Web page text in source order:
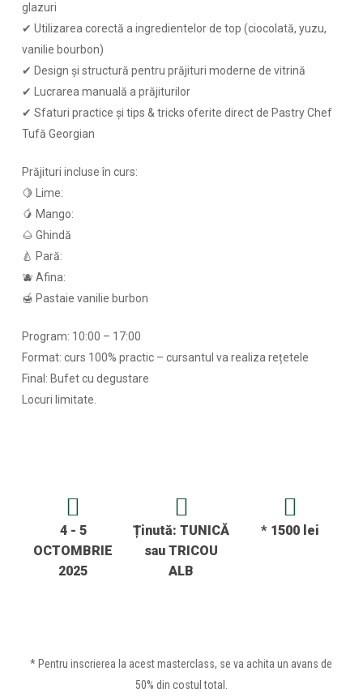
glazuri
✔ Utilizarea corectă a ingredientelor de top (ciocolată, yuzu,
vanilie bourbon)
✔ Design și structură pentru prăjituri moderne de vitrină
✔ Lucrarea manuală a prăjiturilor
✔ Sfaturi practice și tips & tricks oferite direct de Pastry Chef
Tufă Georgian
Prăjituri incluse în curs:
🍋 Lime:
🥭 Mango:
🌰 Ghindă
🍐 Pară:
🫐 Afina:
🍯 Pastaie vanilie burbon
Program: 10:00 – 17:00
Format: curs 100% practic – cursantul va realiza rețetele
Final: Bufet cu degustare
Locuri limitate.
4 - 5
OCTOMBRIE
2025
Ținută: TUNICĂ
sau TRICOU
ALB
* 1500 lei
* Pentru inscrierea la acest masterclass, se va achita un avans de
50% din costul total.